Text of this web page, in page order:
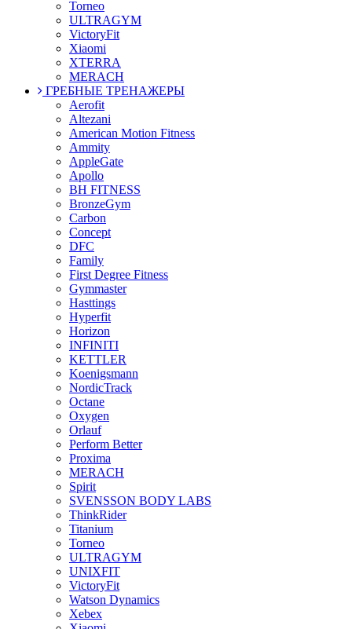
Torneo
ULTRAGYM
VictoryFit
Xiaomi
XTERRA
MERACH
ГРЕБНЫЕ ТРЕНАЖЕРЫ
Aerofit
Altezani
American Motion Fitness
Ammity
AppleGate
Apollo
BH FITNESS
BronzeGym
Carbon
Concept
DFC
Family
First Degree Fitness
Gymmaster
Hasttings
Hyperfit
Horizon
INFINITI
KETTLER
Koenigsmann
NordicTrack
Octane
Oxygen
Orlauf
Perform Better
Proxima
MERACH
Spirit
SVENSSON BODY LABS
ThinkRider
Titanium
Torneo
ULTRAGYM
UNIXFIT
VictoryFit
Watson Dynamics
Xebex